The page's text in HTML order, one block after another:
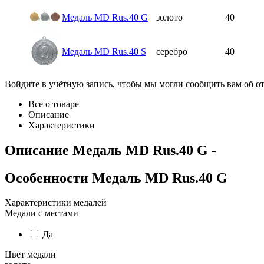
Медаль MD Rus.40 G золото 40
Медаль MD Rus.40 S серебро 40
Войдите в учётную запись, чтобы мы могли сообщить вам об
Все о товаре
Описание
Характеристики
Описание Медаль MD Rus.40 G -
Особенности Медаль MD Rus.40 G
Характеристики медалей
Медали с местами
Да
Цвет медали